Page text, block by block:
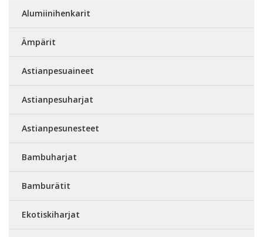
Alumiinihenkarit
Ämpärit
Astianpesuaineet
Astianpesuharjat
Astianpesunesteet
Bambuharjat
Bamburätit
Ekotiskiharjat